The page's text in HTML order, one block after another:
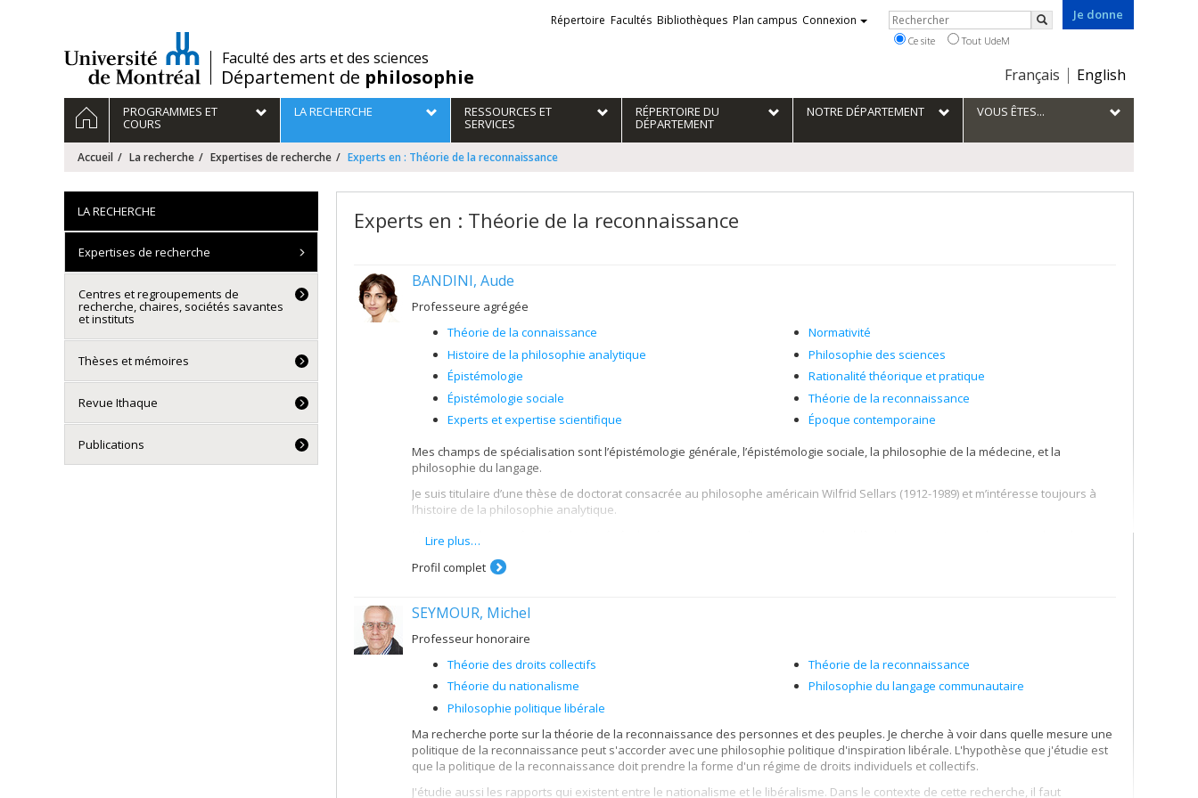
/Faculté des arts et des sciences
Département de philosophie
Je donne
Choix
la
langue
Français English
Liens
externes
Répertoire Facultés Bibliothèques Plan campus Connexion Rechercher
Rechercher
Ce site Tout UdeM
Navigation
principale
ACCUEILPROGRAMMES ET
COURS
LA RECHERCHE RESSOURCES ET
SERVICES
RÉPERTOIRE DU
DÉPARTEMENT
NOTRE DÉPARTEMENT VOUS ÊTES...
Accueil La recherche Expertises de recherche Experts en : Théorie de la reconnaissance
Experts en : Théorie de la reconnaissance
BANDINI, Aude
Professeure agrégée
Théorie de la connaissance
Histoire de la philosophie analytique
Épistémologie
Épistémologie sociale
Experts et expertise scientifique
Normativité
Philosophie des sciences
Rationalité théorique et pratique
Théorie de la reconnaissance
Époque contemporaine
Mes champs de spécialisation sont l’épistémologie générale, l’épistémologie sociale, la philosophie de la médecine, et la
philosophie du langage.
Je suis titulaire d’une thèse de doctorat consacrée au philosophe américain Wilfrid Sellars (1912-1989) et m’intéresse toujours à
l’histoire de la philosophie analytique.
Mes recherches en épistémologie générale récentes portent d’une part sur le problème du scepticisme et les approches du type
« hinge-epistemology »; et d’autre part sur le phénomène des croyances irrationnelles (en particulier l’aveuglement volontaire).
En épistémologie sociale, je m’intéresse en particulier aux fondements normatifs de catégories telles que celles de « savoirs
dans deux groupes de recherches interdisciplinaires. Le premier, en sciences sociales, porte sur les savoirs expérientiels des
personnes vivant en situation d’exclusion sociale et de pauvreté (au Québec et en Belgique). Le second, en recherche clinique, est
mené à l’Institut de Recherches Cliniques de Montréal et porte sur l’implication des patients dans la recherche et l’amélioration des
soins pour les personnes vivant avec le diabète de type 1. Je suis également membre du Lancet Diabetes & Endocrinology
Commission on Type 1 Diabetes.
celui du dépistage diagnostic (pré-clinique) du diabète de type 1.
Lire plus…
Profil complet
SEYMOUR, Michel
Professeur honoraire
Théorie des droits collectifs
Théorie du nationalisme
Philosophie politique libérale
Théorie de la reconnaissance
Philosophie du langage communautaire
Ma recherche porte sur la théorie de la reconnaissance des personnes et des peuples. Je cherche à voir dans quelle mesure une
politique de la reconnaissance peut s'accorder avec une philosophie politique d'inspiration libérale. L'hypothèse que j'étudie est
que la politique de la reconnaissance doit prendre la forme d'un régime de droits individuels et collectifs.
J'étudie aussi les rapports qui existent entre le nationalisme et le libéralisme. Dans le contexte de cette recherche, il faut
LA RECHERCHE
Expertises de recherche
Centres et regroupements de
recherche, chaires, sociétés savantes
et instituts
Thèses et mémoires
Revue Ithaque
Publications